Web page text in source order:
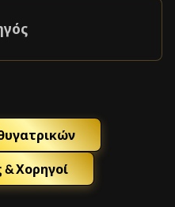
& Χορηγοί